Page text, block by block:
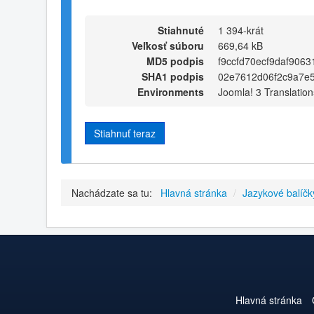
Stiahnuté
1 394-krát
Veľkosť súboru
669,64 kB
MD5 podpis
SHA1 podpis
Environments
Joomla! 3
Stiahnuť teraz
Nachádzate sa tu: Hlavná stránka / Jazykové
Hlavná stránka